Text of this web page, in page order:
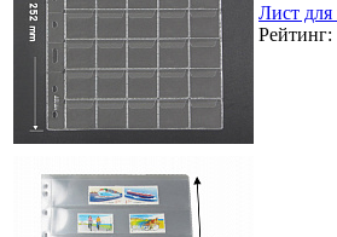
Лист для
Рейтинг: